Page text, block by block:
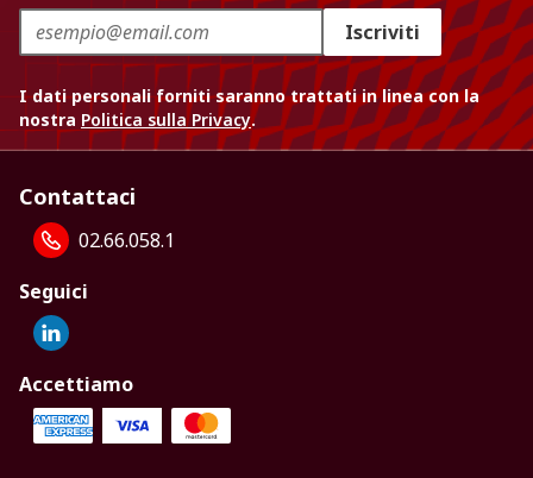
Iscriviti
I dati personali forniti saranno trattati in linea con la
nostra Politica sulla Privacy.
Contattaci
02.66.058.1
Seguici
Accettiamo